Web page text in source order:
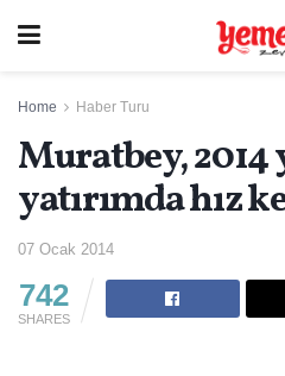
Home Haber Turu
Muratbey, 2014
yatırımda hız
07 Ocak 2014
742
SHARES